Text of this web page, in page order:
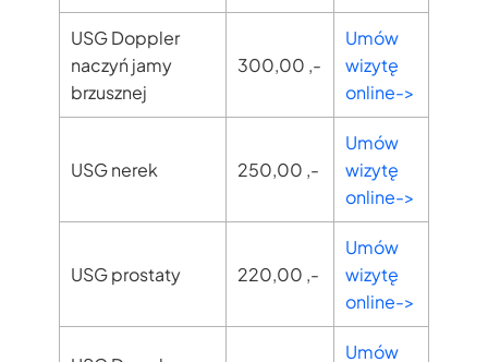
USG Doppler
naczyń jamy
brzusznej
300,00 ,-
Umów
wizytę
online->
USG nerek 250,00 ,-
Umów
wizytę
online->
USG prostaty 220,00 ,-
Umów
wizytę
online->
Umów